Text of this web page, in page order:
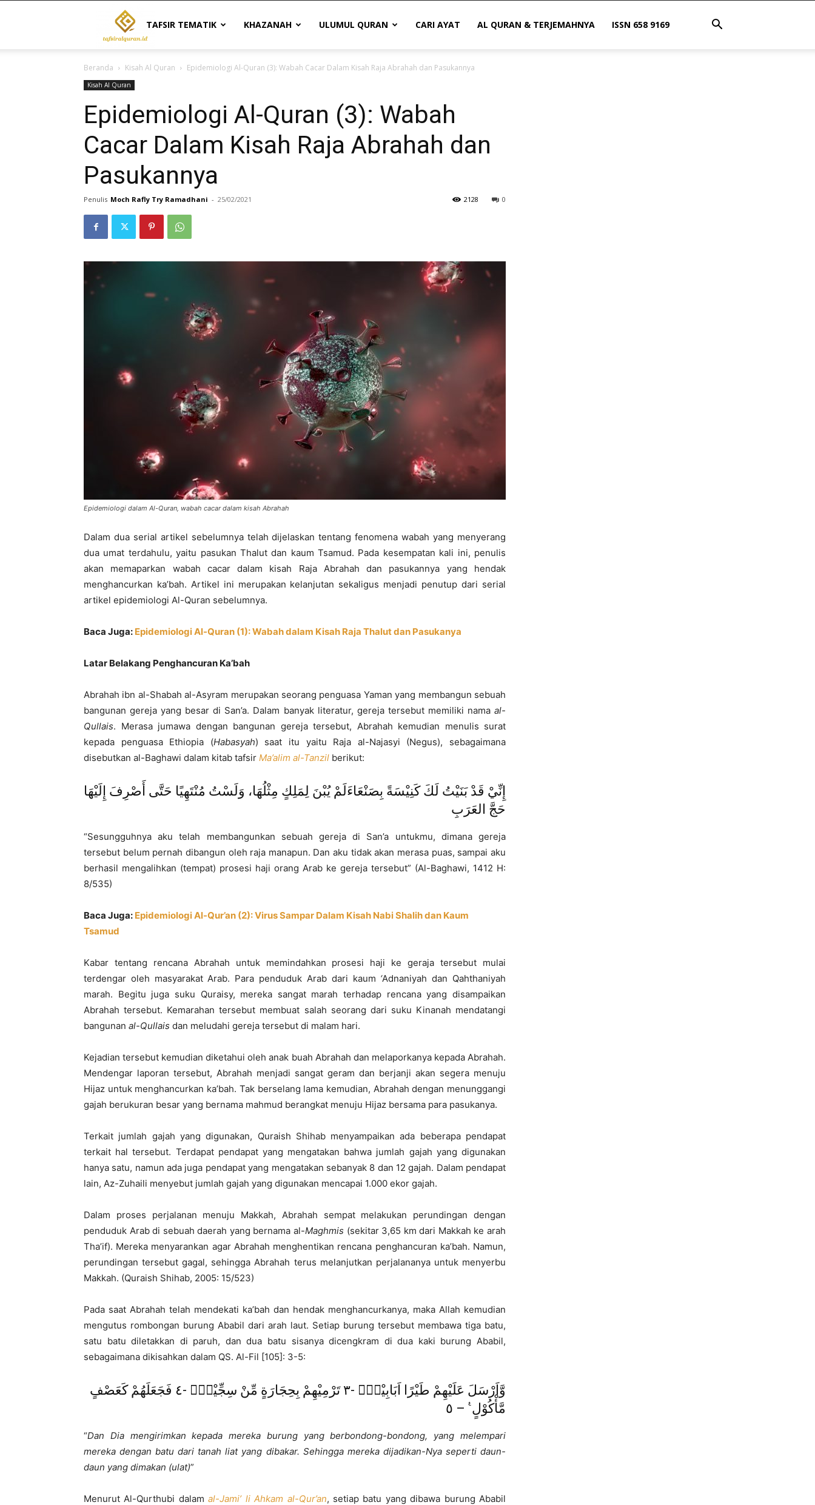
Tafsir
Al
Quran
|
Referensi
TAFSIR TEMATIK KHAZANAH ULUMUL QURAN CARI AYAT AL QURAN & TERJEMAHNYA ISSN 658 9169
Beranda Kisah Al Quran Epidemiologi Al-Quran (3): Wabah Cacar Dalam Kisah Raja Abrahah dan Pasukannya
Kisah Al Quran
Epidemiologi Al-Quran (3): Wabah
Cacar Dalam Kisah Raja Abrahah dan
Pasukannya
Penulis Moch Rafly Try Ramadhani - 25/02/2021 0
2128
Epidemiologi dalam Al-Quran, wabah cacar dalam kisah Abrahah
Dalam dua serial artikel sebelumnya telah dijelaskan tentang fenomena wabah yang menyerang
dua umat terdahulu, yaitu pasukan Thalut dan kaum Tsamud. Pada kesempatan kali ini, penulis
akan memaparkan wabah cacar dalam kisah Raja Abrahah dan pasukannya yang hendak
menghancurkan ka’bah. Artikel ini merupakan kelanjutan sekaligus menjadi penutup dari serial
artikel epidemiologi Al-Quran sebelumnya.
Baca Juga: Epidemiologi Al-Quran (1): Wabah dalam Kisah Raja Thalut dan Pasukanya
Latar Belakang Penghancuran Ka’bah
Abrahah ibn al-Shabah al-Asyram merupakan seorang penguasa Yaman yang membangun sebuah
bangunan gereja yang besar di San’a. Dalam banyak literatur, gereja tersebut memiliki nama al-
Qullais. Merasa jumawa dengan bangunan gereja tersebut, Abrahah kemudian menulis surat
kepada penguasa Ethiopia (Habasyah) saat itu yaitu Raja al-Najasyi (Negus), sebagaimana
disebutkan al-Baghawi dalam kitab tafsir Ma’alim al-Tanzil berikut:
إِنِّيْ قَدْ بَنَيْتُ لَكَ كَنِيْسَةً بِصَنْعَاءَلَمْ يُبْنَ لِمَلِكٍ مِثْلُهَا، وَلَسْتُ مُنْتَهِيًا حَتَّى أَصْرِفَ إِلَيْهَا
حَجَّ العَرَبِ
“Sesungguhnya aku telah membangunkan sebuah gereja di San’a untukmu, dimana gereja
tersebut belum pernah dibangun oleh raja manapun. Dan aku tidak akan merasa puas, sampai aku
berhasil mengalihkan (tempat) prosesi haji orang Arab ke gereja tersebut” (Al-Baghawi, 1412 H:
8/535)
Baca Juga: Epidemiologi Al-Qur’an (2): Virus Sampar Dalam Kisah Nabi Shalih dan Kaum
Tsamud
Kabar tentang rencana Abrahah untuk memindahkan prosesi haji ke geraja tersebut mulai
terdengar oleh masyarakat Arab. Para penduduk Arab dari kaum ‘Adnaniyah dan Qahthaniyah
marah. Begitu juga suku Quraisy, mereka sangat marah terhadap rencana yang disampaikan
Abrahah tersebut. Kemarahan tersebut membuat salah seorang dari suku Kinanah mendatangi
bangunan al-Qullais dan meludahi gereja tersebut di malam hari.
Kejadian tersebut kemudian diketahui oleh anak buah Abrahah dan melaporkanya kepada Abrahah.
Mendengar laporan tersebut, Abrahah menjadi sangat geram dan berjanji akan segera menuju
Hijaz untuk menghancurkan ka’bah. Tak berselang lama kemudian, Abrahah dengan menunggangi
gajah berukuran besar yang bernama mahmud berangkat menuju Hijaz bersama para pasukanya.
Terkait jumlah gajah yang digunakan, Quraish Shihab menyampaikan ada beberapa pendapat
terkait hal tersebut. Terdapat pendapat yang mengatakan bahwa jumlah gajah yang digunakan
hanya satu, namun ada juga pendapat yang mengatakan sebanyak 8 dan 12 gajah. Dalam pendapat
lain, Az-Zuhaili menyebut jumlah gajah yang digunakan mencapai 1.000 ekor gajah.
Dalam proses perjalanan menuju Makkah, Abrahah sempat melakukan perundingan dengan
penduduk Arab di sebuah daerah yang bernama al-Maghmis (sekitar 3,65 km dari Makkah ke arah
Tha’if). Mereka menyarankan agar Abrahah menghentikan rencana penghancuran ka’bah. Namun,
perundingan tersebut gagal, sehingga Abrahah terus melanjutkan perjalananya untuk menyerbu
Makkah. (Quraish Shihab, 2005: 15/523)
Pada saat Abrahah telah mendekati ka’bah dan hendak menghancurkanya, maka Allah kemudian
mengutus rombongan burung Ababil dari arah laut. Setiap burung tersebut membawa tiga batu,
satu batu diletakkan di paruh, dan dua batu sisanya dicengkram di dua kaki burung Ababil,
sebagaimana dikisahkan dalam QS. Al-Fil [105]: 3-5:
وَّاَرْسَلَ عَلَيْهِمْ طَيْرًا اَبَابِيْلَۙ -٣ تَرْمِيْهِمْ بِحِجَارَةٍ مِّنْ سِجِّيْلٍۙ -٤ فَجَعَلَهُمْ كَعَصْفٍ
مَّأْكُوْلٍ ࣖ – ٥
“Dan Dia mengirimkan kepada mereka burung yang berbondong-bondong, yang melempari
mereka dengan batu dari tanah liat yang dibakar. Sehingga mereka dijadikan-Nya seperti daun-
daun yang dimakan (ulat)”
Menurut Al-Qurthubi dalamal-Jami’ li Ahkam al-Qur’an, setiap batu yang dibawa burung Ababil